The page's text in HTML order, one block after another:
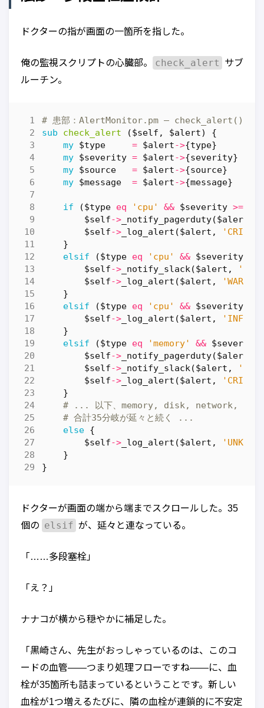
ドクターの指が画面の一箇所を指した。
俺の監視スクリプトの心臓部。 check_alert
サブ
ルーチン。
# 患部：AlertMonitor.pm — check_alert()
sub
check_alert
($self, $alert) {
my $type = $alert->{type}
my $severity = $alert->{severity}
my $source = $alert->{source}
my $message = $alert->{message}
if ($type eq 'cpu' && $severity >=
$self-> _notify_pagerduty($alert
$self-> _log_alert ($alert ,
}
elsif
($type eq 'cpu' && $severity
$self-> _notify_slack($alert ,
$self-> _log_alert ($alert ,
}
elsif
($type eq 'cpu' && $severity
$self-> _log_alert ($alert , 'INFO'
}
elsif
($type eq 'memory' && $severity
$self-> _notify_pagerduty($alert
$self-> _notify_slack($alert ,
$self-> _log_alert ($alert ,
}
# ... 以下、memory, disk, network,
# 合計35分岐が延々と続く ...
else {
$self-> _log_alert ($alert ,
}
}
ドクターが画面の端から端までスクロールした。35
個の elsif が、延々と連なっている。
「……多段塞栓」
「え？」
ナナコが横から穏やかに補足した。
「黒崎さん、先生がおっしゃっているのは、このコ
ードの血管——つまり処理フローですね——に、血
栓が35箇所も詰まっているということです。新しい
血栓が1つ増えるたびに、隣の血栓が連鎖的に不安定